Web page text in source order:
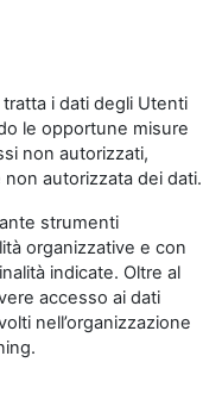
i dati degli Utenti
le opportune misure
non autorizzati,
autorizzata dei dati.
strumenti
organizzative e con
indicate. Oltre al
accesso ai dati
nell’organizzazione